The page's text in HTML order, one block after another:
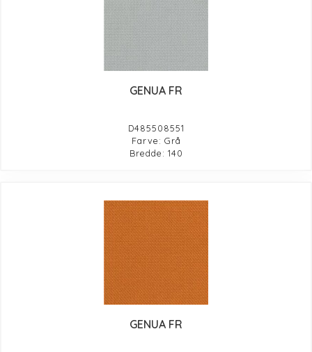
GENUA FR
D485508551
Farve: Grå
Bredde: 140
GENUA FR